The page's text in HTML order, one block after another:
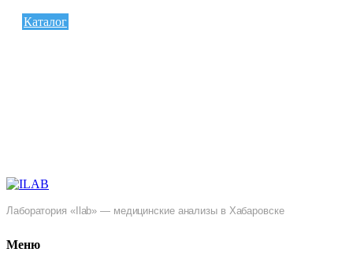
Каталог
Лаборатория «Ilab» — медицинские анализы в Хабаровске
Меню